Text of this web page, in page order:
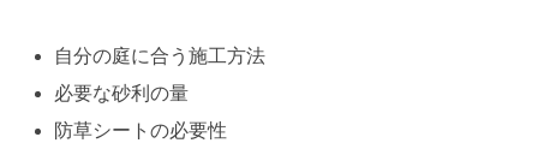
自分の庭に合う施工方法
必要な砂利の量
防草シートの必要性